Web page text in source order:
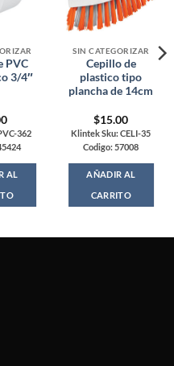
PVC
3/4″
362
AL
SIN CATEGORIZAR
Cepillo de
plastico tipo
plancha de 14cm
$15.00
Klintek Sku: CELI-35
Codigo: 57008
AÑADIR AL
CARRITO